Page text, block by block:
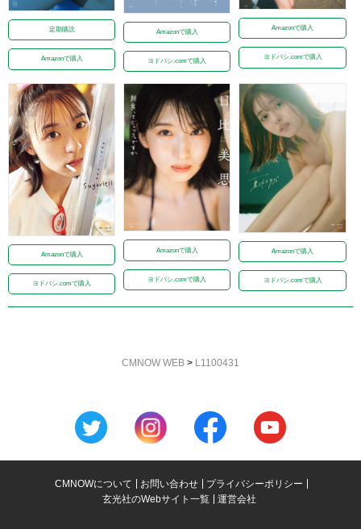
定期購読
Amazonで購入
Amazonで購入
ヨドバシ.comで購入
Amazonで購入
ヨドバシ.comで購入
Amazonで購入
ヨドバシ.comで購入
Amazonで購入
ヨドバシ.comで購入
Amazonで購入
ヨドバシ.comで購入
CMNOW WEB > L1100431
CMNOWについて お問い合わせ
プライバシーポリシー
玄光社のWebサイト一覧
運営会社